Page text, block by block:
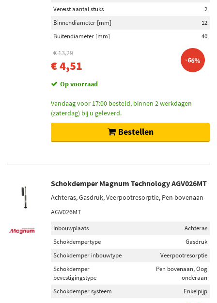
Vereist aantal stuks
2
Binnendiameter [mm]
12
Buitendiameter [mm]
40
€ 13,29
€ 4,51 -66%
Op voorraad
Vandaag voor 17:00 besteld, binnen 2 werkdagen
(zaterdag) bij u geleverd.
Bestellen
Schokdemper Magnum Technology AGV026MT
Achteras, Gasdruk, Veerpootresorptie, Pen bovenaan
AGV026MT
Inbouwplaats
Achteras
Schokdempertype
Gasdruk
Schokdemper inbouwtype
Veerpootresorptie
Schokdemper
bevestigingstype
Pen bovenaan, Oog
onderaan
Schokdemper systeem
Enkelpijp